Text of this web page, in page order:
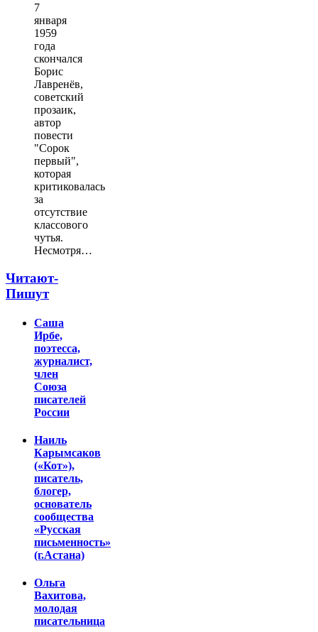
7
января
1959
года
скончался
Борис
Лавренёв,
советский
прозаик,
автор
повести
"Сорок
первый",
которая
критиковалась
за
отсутствие
классового
чутья.
Несмотря…
Читают-
Пишут
Саша
Ирбе,
поэтесса,
журналист,
член
Союза
писателей
России
Наиль
Карымсаков
(«Кот»),
писатель,
блогер,
основатель
сообщества
«Русская
письменность»
(г.Астана)
Ольга
Вахитова,
молодая
писательница